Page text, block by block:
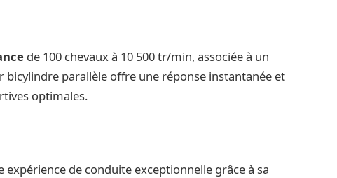
de 100 chevaux à 10 500 tr/min, associée à un
bicylindre parallèle offre une réponse instantanée et
optimales.
expérience de conduite exceptionnelle grâce à sa